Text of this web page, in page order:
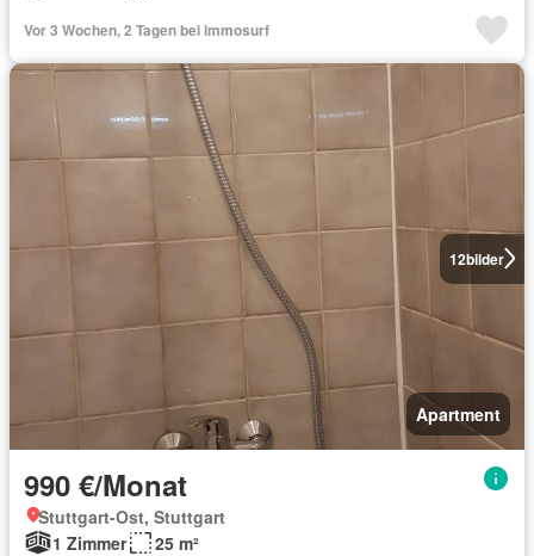
Vor 3 Wochen, 2 Tagen bei immosurf
12bilder
Apartment
990 €/Monat
Stuttgart-Ost, Stuttgart
1 Zimmer
25 m²